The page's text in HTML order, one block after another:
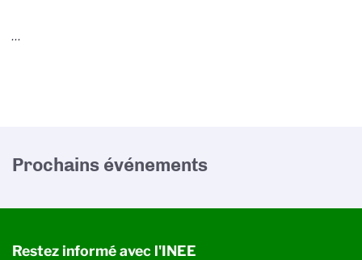
…
Prochains événements
Restez informé avec l'INEE